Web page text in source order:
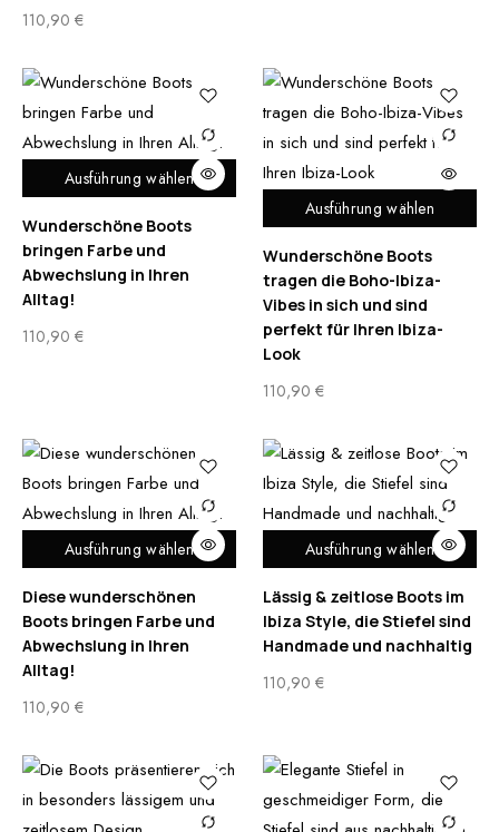
110,90 €
Ausführung wählen
Wunderschöne Boots
bringen Farbe und
Abwechslung in Ihren
Alltag!
110,90 €
Ausführung wählen
Wunderschöne Boots
tragen die Boho-Ibiza-
Vibes in sich und sind
perfekt für Ihren Ibiza-
Look
110,90 €
Ausführung wählen
Diese wunderschönen
Boots bringen Farbe und
Abwechslung in Ihren
Alltag!
110,90 €
Ausführung wählen
Lässig & zeitlose Boots im
Ibiza Style, die Stiefel sind
Handmade und nachhaltig
110,90 €